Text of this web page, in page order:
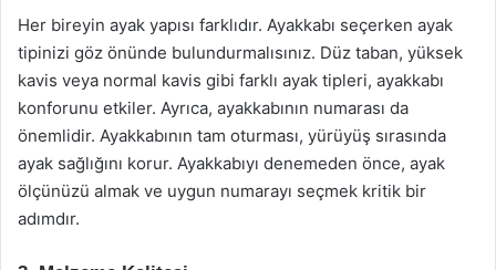
Her bireyin ayak yapısı farklıdır. Ayakkabı seçerken ayak
tipinizi göz önünde bulundurmalısınız. Düz taban, yüksek
kavis veya normal kavis gibi farklı ayak tipleri, ayakkabı
konforunu etkiler. Ayrıca, ayakkabının numarası da
önemlidir. Ayakkabının tam oturması, yürüyüş sırasında
ayak sağlığını korur. Ayakkabıyı denemeden önce, ayak
ölçünüzü almak ve uygun numarayı seçmek kritik bir
adımdır.